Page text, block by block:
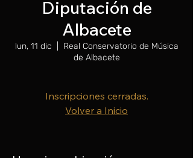
Diputación de
Albacete
lun, 11 dic
Real Conservatorio de Música
de Albacete
Inscripciones cerradas.
Volver a Inicio